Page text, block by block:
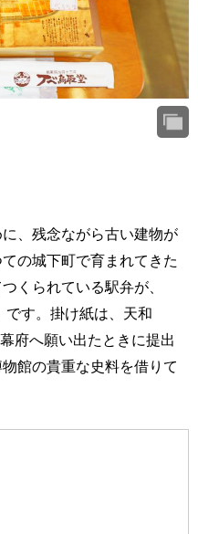
、残念ながら古い建物が
の城下町で育まれてきた
くられている駅弁が、
です。掛け紙は、天和
府へ願い出たときに提出
館の貴重な史料を借りて